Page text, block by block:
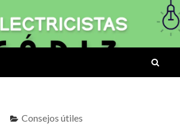
CÁDIZ
Consejos útiles